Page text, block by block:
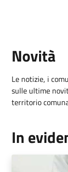
Novità
Le notizie, i
sulle ultime
territorio
In